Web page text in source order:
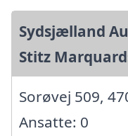
Sydsjælland
Stitz
Sorøvej 509,
Ansatte: 0